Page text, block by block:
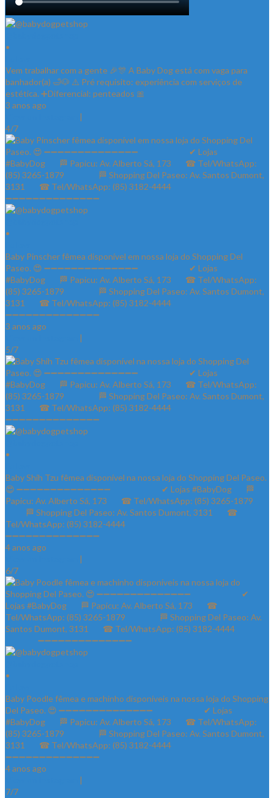
•
Vem trabalhar com a gente 🎉🎊 A Baby Dog está com vaga para
banhador(a) 🛁🐶 ⚠️ Pré requisito: experiência com serviços de
estética. ➕Diferencial: penteados 🎀
3 anos ago
|
4/7
•
Baby Pinscher fêmea disponível em nossa loja do Shopping Del
Paseo. 😍 ➖➖➖➖➖➖➖➖➖➖➖➖➖➖ ⠀⠀⠀⠀⠀⠀⠀⠀✔ Lojas
#BabyDog⠀⠀ 🏁 Papicu: Av. Alberto Sá, 173⠀⠀ ☎ Tel/WhatsApp:
(85) 3265-1879⠀⠀ ⠀⠀⠀ 🏁 Shopping Del Paseo: Av. Santos Dumont,
3131⠀⠀ ☎ Tel/WhatsApp: (85) 3182-4444⠀⠀⠀⠀ ⠀⠀⠀⠀⠀
➖➖➖➖➖➖➖➖➖➖➖➖➖➖
3 anos ago
|
5/7
•
Baby Shih Tzu fêmea disponível na nossa loja do Shopping Del Paseo.
😍 ➖➖➖➖➖➖➖➖➖➖➖➖➖➖ ⠀⠀⠀⠀⠀⠀⠀⠀✔ Lojas #BabyDog⠀⠀ 🏁
Papicu: Av. Alberto Sá, 173⠀⠀ ☎ Tel/WhatsApp: (85) 3265-1879⠀⠀
⠀⠀⠀ 🏁 Shopping Del Paseo: Av. Santos Dumont, 3131⠀⠀ ☎
Tel/WhatsApp: (85) 3182-4444⠀⠀⠀⠀ ⠀⠀⠀⠀⠀
➖➖➖➖➖➖➖➖➖➖➖➖➖➖
4 anos ago
|
6/7
•
Baby Poodle fêmea e machinho disponíveis na nossa loja do Shopping
Del Paseo. 😍 ➖➖➖➖➖➖➖➖➖➖➖➖➖➖ ⠀⠀⠀⠀⠀⠀⠀⠀✔ Lojas
#BabyDog⠀⠀ 🏁 Papicu: Av. Alberto Sá, 173⠀⠀ ☎ Tel/WhatsApp:
(85) 3265-1879⠀⠀ ⠀⠀⠀ 🏁 Shopping Del Paseo: Av. Santos Dumont,
3131⠀⠀ ☎ Tel/WhatsApp: (85) 3182-4444⠀⠀⠀⠀ ⠀⠀⠀⠀⠀
➖➖➖➖➖➖➖➖➖➖➖➖➖➖
4 anos ago
|
7/7